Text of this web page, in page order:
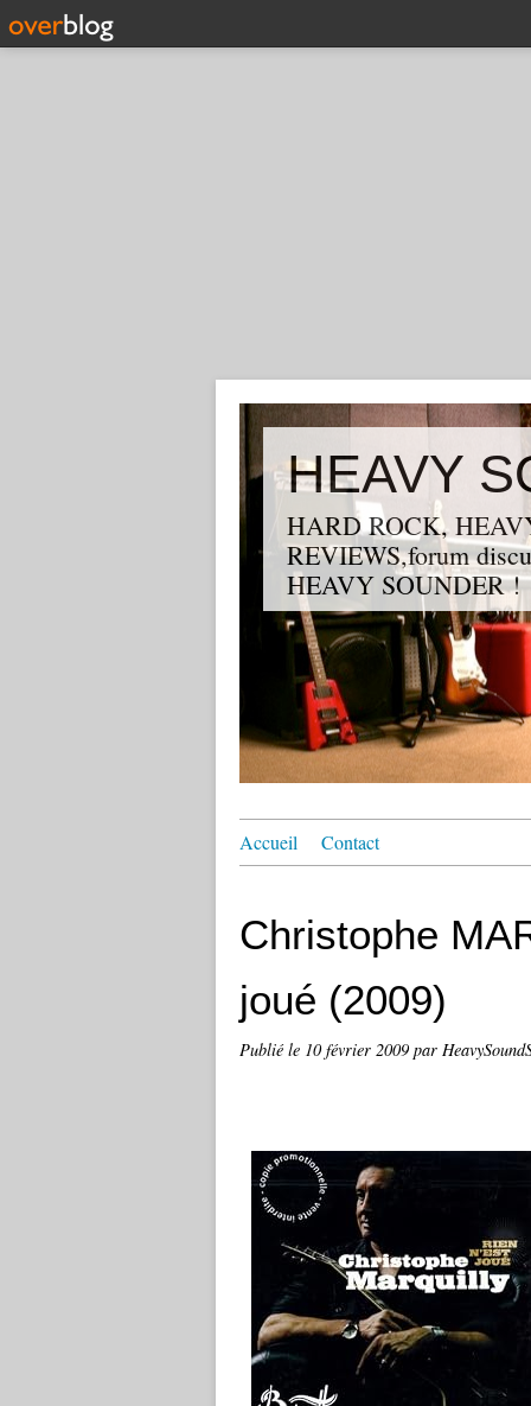
HEAVY
HARD ROCK,
REVIEWS,forum
HEAVY SOUNDER !
Accueil Contact
Christophe
joué (2009)
Publié le 10 février 2009 par